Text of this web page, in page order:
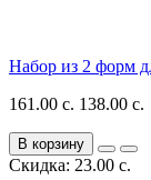
Набор из 2 форм
161.00 с. 138.00 с.
В корзину
Скидка: 23.00 с.